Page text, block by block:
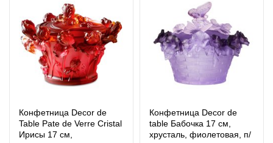
Конфетница Decor de
Table Pate de Verre Cristal
Ирисы 17 см,
Конфетница Decor de
table Бабочка 17 см,
хрусталь, фиолетовая, п/